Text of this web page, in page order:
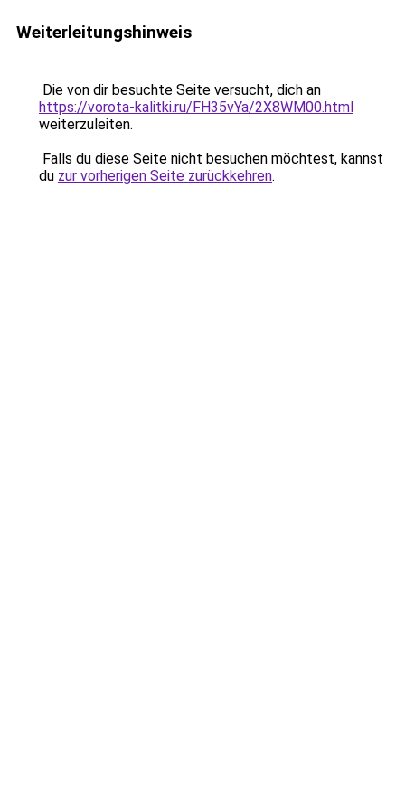
Weiterleitungshinweis
Die von dir besuchte Seite versucht, dich an
https://vorota-kalitki.ru/FH35vYa/2X8WM00.html
weiterzuleiten.
Falls du diese Seite nicht besuchen möchtest, kannst
du zur vorherigen Seite zurückkehren.